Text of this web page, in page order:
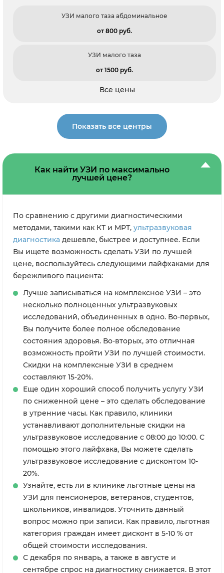
УЗИ малого таза абдоминальное
от 800 pуб.
УЗИ малого таза
от 1500 pуб.
Все цены
Показать все центры
Как найти УЗИ по максимально
лучшей цене?
По сравнению с другими диагностическими
методами, такими как КТ и МРТ, ультразвуковая
диагностика дешевле, быстрее и доступнее. Если
Вы ищете возможность сделать УЗИ по лучшей
цене, воспользуйтесь следующими лайфхаками для
бережливого пациента:
Лучше записываться на комплексное УЗИ – это
несколько полноценных ультразвуковых
исследований, объединенных в одно. Во-первых,
Вы получите более полное обследование
состояния здоровья. Во-вторых, это отличная
возможность пройти УЗИ по лучшей стоимости.
Скидки на комплексные УЗИ в среднем
составляют 15-20%.
Еще один хороший способ получить услугу УЗИ
по сниженной цене – это сделать обследование
в утренние часы. Как правило, клиники
устанавливают дополнительные скидки на
ультразвуковое исследование с 08:00 до 10:00. С
помощью этого лайфхака, Вы можете сделать
ультразвуковое исследование с дисконтом 10-
20%.
Узнайте, есть ли в клинике льготные цены на
УЗИ для пенсионеров, ветеранов, студентов,
школьников, инвалидов. Уточнить данный
вопрос можно при записи. Как правило, льготная
категория граждан имеет дисконт в 5-10 % от
общей стоимости исследования.
С декабря по январь, а также в августе и
сентябре спрос на диагностику снижается. В этот